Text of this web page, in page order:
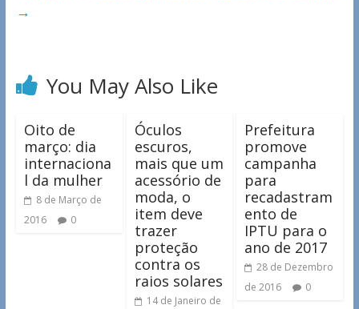
→
You May Also Like
Oito de
março: dia
internaciona
l da mulher
8 de Março de
2016
0
Óculos
escuros,
mais que um
acessório de
moda, o
item deve
trazer
proteção
contra os
raios solares
14 de Janeiro de
Prefeitura
promove
campanha
para
recadastram
ento de
IPTU para o
ano de 2017
28 de Dezembro
de 2016
0